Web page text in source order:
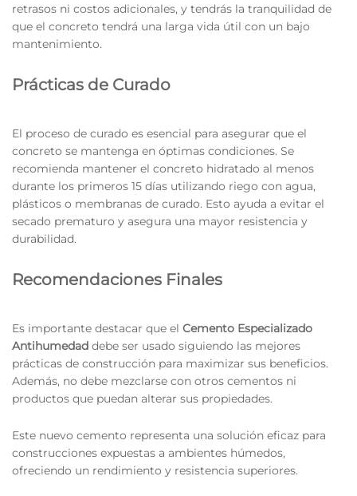
retrasos ni costos adicionales, y tendrás la tranquilidad de
que el concreto tendrá una larga vida útil con un bajo
mantenimiento.
Prácticas de Curado
El proceso de curado es esencial para asegurar que el
concreto se mantenga en óptimas condiciones. Se
recomienda mantener el concreto hidratado al menos
durante los primeros 15 días utilizando riego con agua,
plásticos o membranas de curado. Esto ayuda a evitar el
secado prematuro y asegura una mayor resistencia y
durabilidad.
Recomendaciones Finales
Es importante destacar que el Cemento Especializado
Antihumedad debe ser usado siguiendo las mejores
prácticas de construcción para maximizar sus beneficios.
Además, no debe mezclarse con otros cementos ni
productos que puedan alterar sus propiedades.
Este nuevo cemento representa una solución eficaz para
construcciones expuestas a ambientes húmedos,
ofreciendo un rendimiento y resistencia superiores.